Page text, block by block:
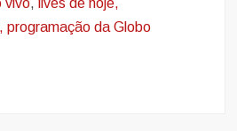
programação da Globo